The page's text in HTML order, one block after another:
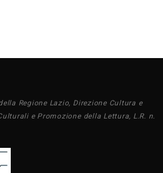
Regione Lazio, Direzione Cultura e
e Promozione della Lettura, L.R. n.